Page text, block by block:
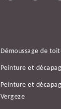
Démoussage de
Peinture et
Peinture et
Vergeze